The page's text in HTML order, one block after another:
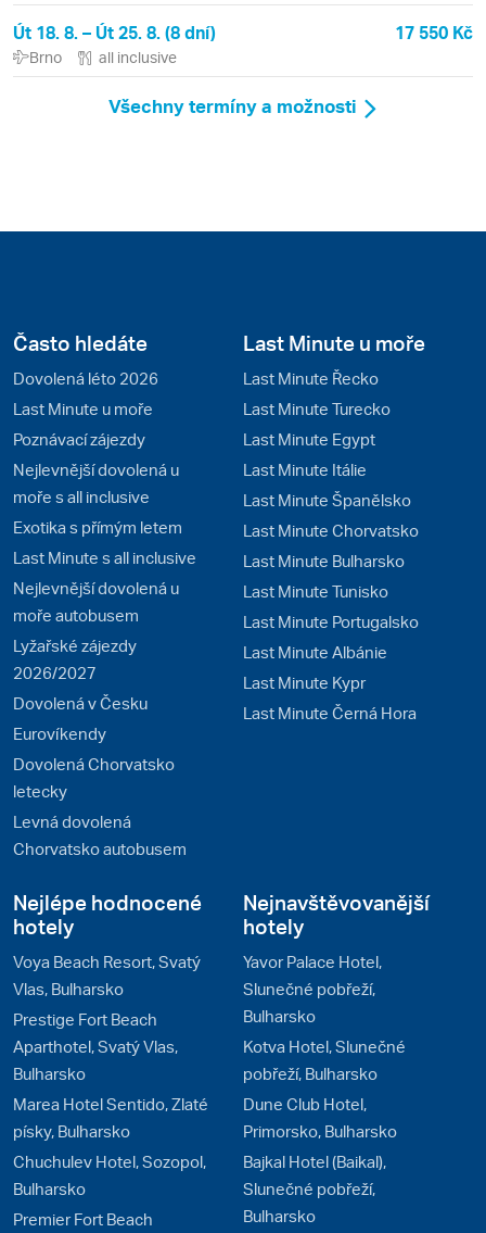
Út 18. 8. – Út 25. 8. (8 dní) 17 550 Kč
Brno all inclusive
Všechny termíny a možnosti
Často hledáte
Dovolená léto 2026
Last Minute u moře
Poznávací zájezdy
Nejlevnější dovolená u
moře s all inclusive
Exotika s přímým letem
Last Minute s all inclusive
Nejlevnější dovolená u
moře autobusem
Lyžařské zájezdy
2026/2027
Dovolená v Česku
Eurovíkendy
Dovolená Chorvatsko
letecky
Levná dovolená
Chorvatsko autobusem
Last Minute u moře
Last Minute Řecko
Last Minute Turecko
Last Minute Egypt
Last Minute Itálie
Last Minute Španělsko
Last Minute Chorvatsko
Last Minute Bulharsko
Last Minute Tunisko
Last Minute Portugalsko
Last Minute Albánie
Last Minute Kypr
Last Minute Černá Hora
Nejlépe hodnocené
hotely
Voya Beach Resort, Svatý
Vlas, Bulharsko
Prestige Fort Beach
Aparthotel, Svatý Vlas,
Bulharsko
Marea Hotel Sentido, Zlaté
písky, Bulharsko
Chuchulev Hotel, Sozopol,
Bulharsko
Premier Fort Beach
Nejnavštěvovanější
hotely
Yavor Palace Hotel,
Slunečné pobřeží,
Bulharsko
Kotva Hotel, Slunečné
pobřeží, Bulharsko
Dune Club Hotel,
Primorsko, Bulharsko
Bajkal Hotel (Baikal),
Slunečné pobřeží,
Bulharsko